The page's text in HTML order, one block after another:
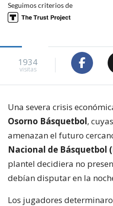
Seguimos criterios de
1934
visitas
Una severa crisis
Osorno Básquetbol,
amenazan el futuro
Nacional de Básquetbol
plantel decidiera no
debían disputar en la
Los jugadores